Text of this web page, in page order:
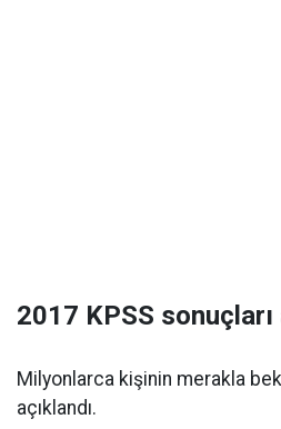
2017 KPSS sonuçları
Milyonlarca kişinin merakla
açıklandı.